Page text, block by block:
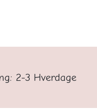
2-3 Hverdage